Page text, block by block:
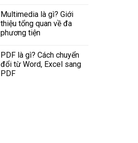
Multimedia là gì? Giới
thiệu tổng quan về đa
phương tiện
PDF là gì? Cách chuyển
đổi từ Word, Excel sang
PDF